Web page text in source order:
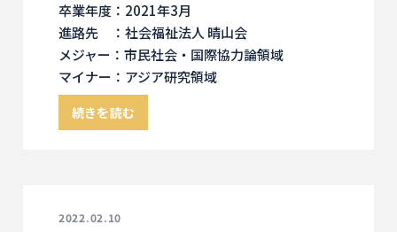
卒業年度：2021年3月
進路先 ：社会福祉法人 晴山会
メジャー：市民社会・国際協力論領域
マイナー：アジア研究領域
続きを読む
2022.02.10